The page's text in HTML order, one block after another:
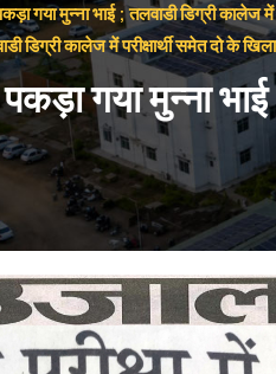
गया मुन्ना भाई ; तलवाडी डिग्री कालेज
डिग्री कालेज में परीक्षार्थी समेत दो के
गया मुन्ना